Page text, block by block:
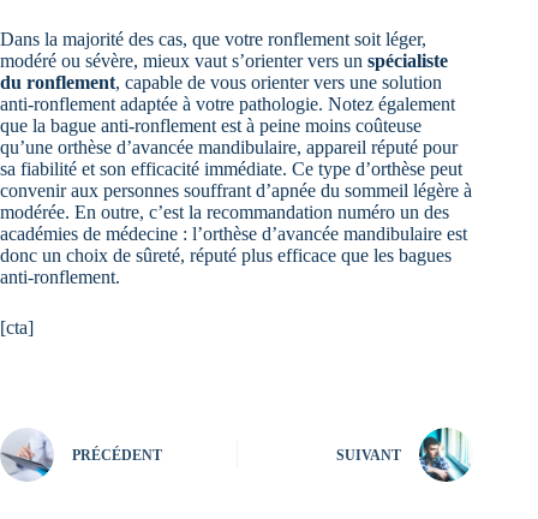
Dans la majorité des cas, que votre ronflement soit léger,
modéré ou sévère, mieux vaut s’orienter vers un spécialiste
du ronflement, capable de vous orienter vers une solution
anti-ronflement adaptée à votre pathologie. Notez également
que la bague anti-ronflement est à peine moins coûteuse
qu’une orthèse d’avancée mandibulaire, appareil réputé pour
sa fiabilité et son efficacité immédiate. Ce type d’orthèse peut
convenir aux personnes souffrant d’apnée du sommeil légère à
modérée. En outre, c’est la recommandation numéro un des
académies de médecine : l’orthèse d’avancée mandibulaire est
donc un choix de sûreté, réputé plus efficace que les bagues
anti-ronflement.
[cta]
PRÉCÉDENT SUIVANT